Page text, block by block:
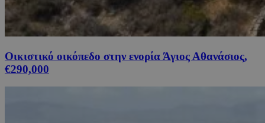
Οικιστικό οικόπεδο στην ενορία Άγιος Αθανάσιος,
€290,000